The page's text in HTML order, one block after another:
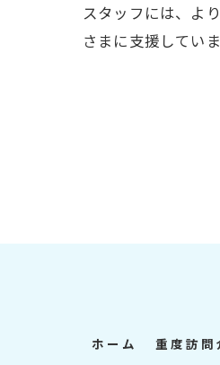
スタッフには、よ
さまに支援していま
ホーム 重度訪問